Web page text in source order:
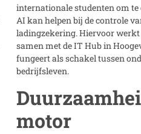
internationale studenten om te
AI kan helpen bij de controle
ladingzekering. Hiervoor werkt
samen met de IT Hub in
fungeert als schakel tussen
bedrijfsleven.
motor